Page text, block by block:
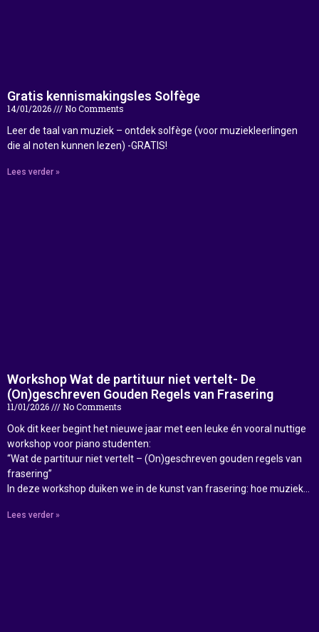
Gratis kennismakingsles Solfège
14/01/2026
No Comments
Leer de taal van muziek – ontdek solfège (voor muziekleerlingen
die al noten kunnen lezen) -GRATIS!
Lees verder »
Workshop Wat de partituur niet vertelt- De
(On)geschreven Gouden Regels van Frasering
11/01/2026
No Comments
Ook dit keer begint het nieuwe jaar met een leuke én vooral nuttige
workshop voor piano studenten:
“Wat de partituur niet vertelt – (On)geschreven gouden regels van
frasering”
In deze workshop duiken we in de kunst van frasering: hoe muziek…
Lees verder »